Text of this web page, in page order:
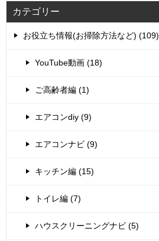
カテゴリー
お役立ち情報(お掃除方法など) (109)
YouTube動画 (18)
ご高齢者編 (1)
エアコンdiy (9)
エアコンナビ (9)
キッチン編 (15)
トイレ編 (7)
ハウスクリーニングナビ (5)